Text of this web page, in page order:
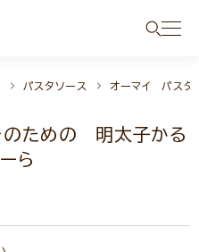
パスタソース オーマイ パスタ
のための 明太子かる
ら